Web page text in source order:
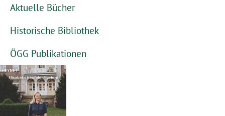
Aktuelle Bücher
Historische Bibliothek
ÖGG Publikationen